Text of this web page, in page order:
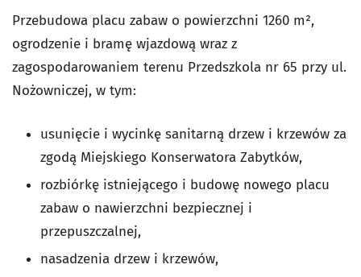
Przebudowa placu zabaw o powierzchni 1260 m²,
ogrodzenie i bramę wjazdową wraz z
zagospodarowaniem terenu Przedszkola nr 65 przy ul.
Nożowniczej, w tym:
usunięcie i wycinkę sanitarną drzew i krzewów za
zgodą Miejskiego Konserwatora Zabytków,
rozbiórkę istniejącego i budowę nowego placu
zabaw o nawierzchni bezpiecznej i
przepuszczalnej,
nasadzenia drzew i krzewów,